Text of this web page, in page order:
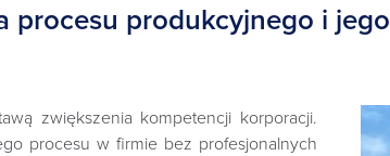
procesu produkcyjnego i jego
zwiększenia kompetencji korporacji.
procesu w firmie bez profesjonalnych